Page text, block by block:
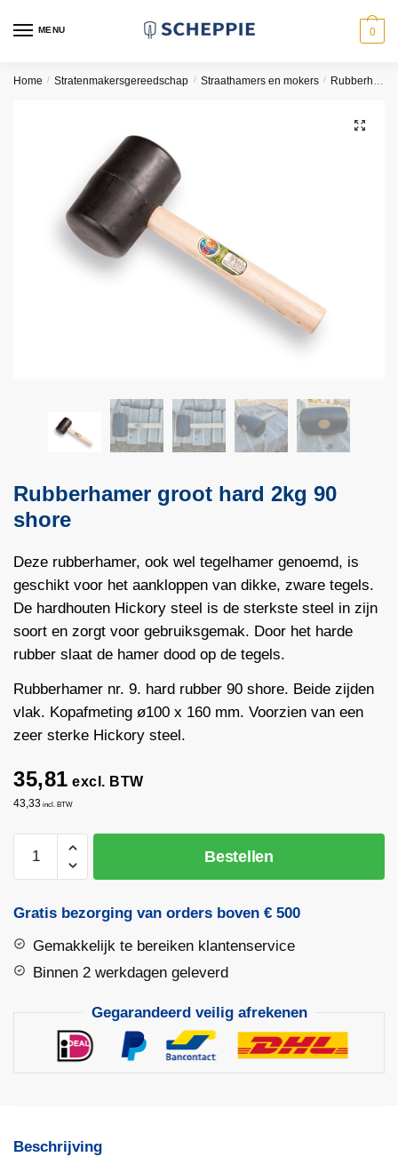
MENU 0
Home / Stratenmakersgereedschap / Straathamers en mokers / Rubberhamers
🔍
Rubberhamer groot hard 2kg 90
shore
Deze rubberhamer, ook wel tegelhamer genoemd, is
geschikt voor het aankloppen van dikke, zware tegels.
De hardhouten Hickory steel is de sterkste steel in zijn
soort en zorgt voor gebruiksgemak. Door het harde
rubber slaat de hamer dood op de tegels.
Rubberhamer nr. 9. hard rubber 90 shore. Beide zijden
vlak. Kopafmeting ø100 x 160 mm. Voorzien van een
zeer sterke Hickory steel.
35,81 excl. BTW
43,33 incl. BTW
Rubberhamer
groot
2kg
shore
aantal
Bestellen
Gratis bezorging van orders boven € 500
Gemakkelijk te bereiken klantenservice
Binnen 2 werkdagen geleverd
Gegarandeerd veilig afrekenen
Beschrijving